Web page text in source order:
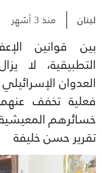
لبنان منذ 3 أشهر
بين قوانين
التطبيقية، لا
العدوان
فعلية تخفف
خسائرهم المعيشية
تقرير حسن خليفة